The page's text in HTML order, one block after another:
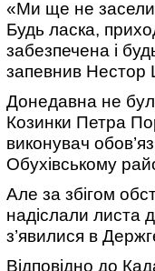
«Ми ще не
Будь ласка,
забезпечена і
запевнив
Донедавна не
Козинки Петра
виконувач
Обухівському
Але за збігом
надіслали листа
з’явилися в
Відповідно до